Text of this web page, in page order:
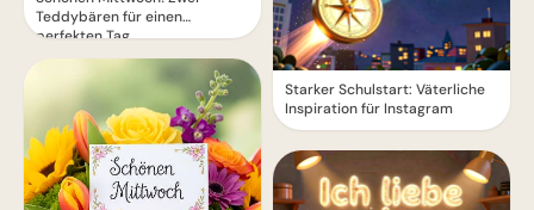
Teddybären für einen
perfekten Tag
Starker Schulstart: Väterliche
Inspiration für Instagram